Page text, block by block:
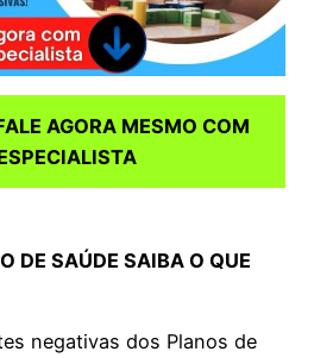
AGORA MESMO COM
DE SAÚDE SAIBA O QUE
negativas dos Planos de